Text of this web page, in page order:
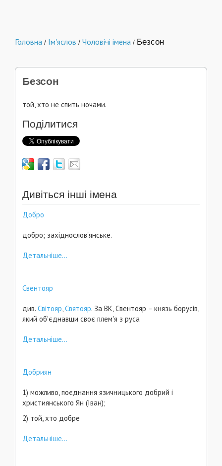
Головна / Ім'яслов / Чоловічі імена / Безсон
Безсон
той, хто не спить ночами.
Поділитися
Дивіться інші імена
Добро
добро; західнослов'янське.
Детальніше...
Свентояр
див. Світояр,Святояр. За ВК, Свентояр – князь борусів,
який об'єднавши своє плем'я з руса
Детальніше...
Добриян
1) можливо, поєднання язичницького добрий і
християнського Ян (Іван);
2) той, хто добре
Детальніше...